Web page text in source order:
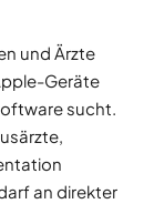
und Ärzte
Geräte
sucht.
an direkter